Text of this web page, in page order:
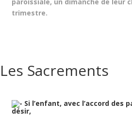
trimestre.
Les Sacrements
Si l’enfant, avec l’accord des
désir,